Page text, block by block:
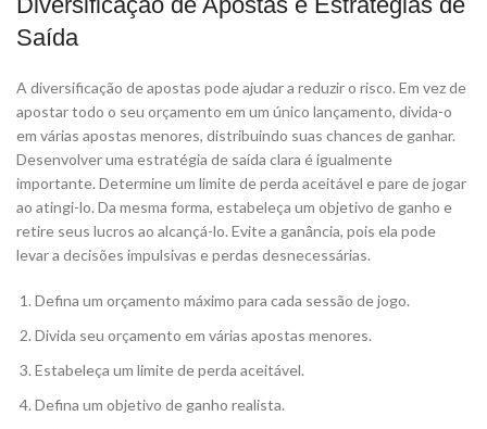
Saída
A diversificação de apostas pode ajudar a reduzir o risco. Em vez de
apostar todo o seu orçamento em um único lançamento, divida-o
em várias apostas menores, distribuindo suas chances de ganhar.
Desenvolver uma estratégia de saída clara é igualmente
importante. Determine um limite de perda aceitável e pare de jogar
ao atingi-lo. Da mesma forma, estabeleça um objetivo de ganho e
retire seus lucros ao alcançá-lo. Evite a ganância, pois ela pode
levar a decisões impulsivas e perdas desnecessárias.
Defina um orçamento máximo para cada sessão de jogo.
Divida seu orçamento em várias apostas menores.
Estabeleça um limite de perda aceitável.
Defina um objetivo de ganho realista.